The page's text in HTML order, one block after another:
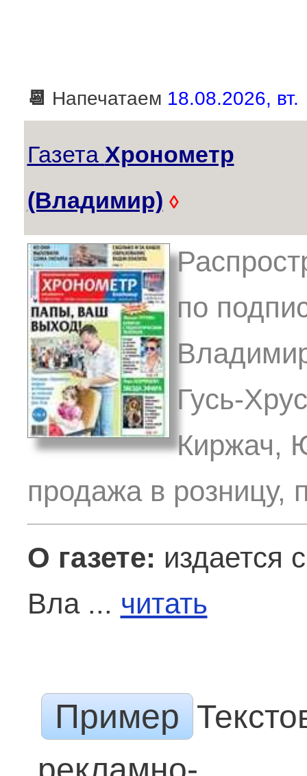
📆 Напечатаем 18.08.2026, вт.
Газета Хронометр
(Владимир) ◊
по
Гусь-
Киржач,
продажа в розницу,
О газете: издается
Вла ... читать
Пример